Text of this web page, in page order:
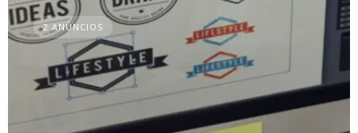
2 ANÚNCIOS